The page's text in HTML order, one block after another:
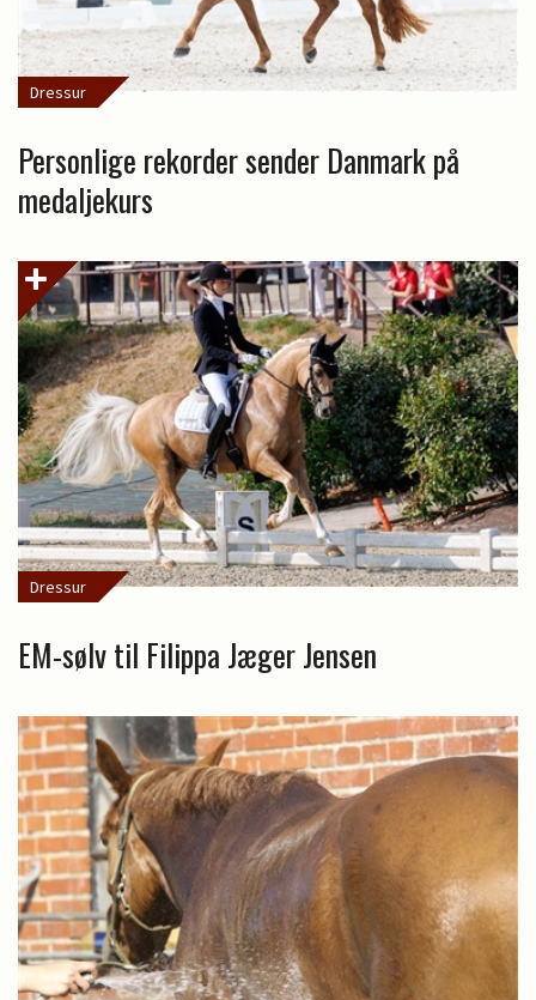
Dressur
Personlige rekorder sender Danmark på
medaljekurs
Dressur
EM-sølv til Filippa Jæger Jensen